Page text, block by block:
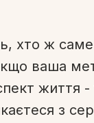
хто ж
ваша
з